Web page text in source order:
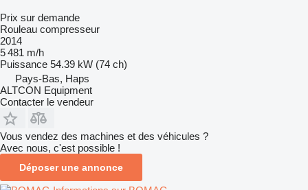
Prix sur demande
Rouleau compresseur
2014
5 481 m/h
Puissance 54.39 kW (74 ch)
Pays-Bas, Haps
ALTCON Equipment
Contacter le vendeur
Vous vendez des machines et des véhicules ?
Avec nous, c'est possible !
Déposer une annonce